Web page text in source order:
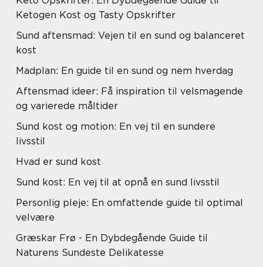
Ketogen Kost og Tasty Opskrifter
Sund aftensmad: Vejen til en sund og balanceret
kost
Madplan: En guide til en sund og nem hverdag
Aftensmad ideer: Få inspiration til velsmagende
og varierede måltider
Sund kost og motion: En vej til en sundere
livsstil
Hvad er sund kost
Sund kost: En vej til at opnå en sund livsstil
Personlig pleje: En omfattende guide til optimal
velvære
Græskar Frø - En Dybdegående Guide til
Naturens Sundeste Delikatesse